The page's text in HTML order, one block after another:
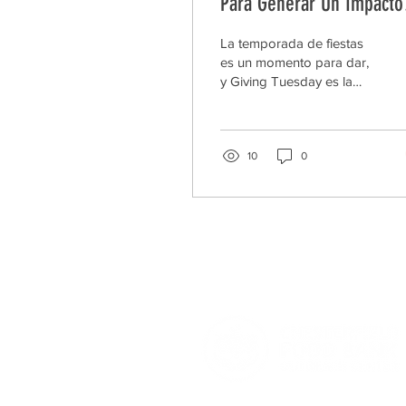
Esta Temporada Festiva
La temporada de fiestas
es un momento para dar,
y Giving Tuesday es la
10 0